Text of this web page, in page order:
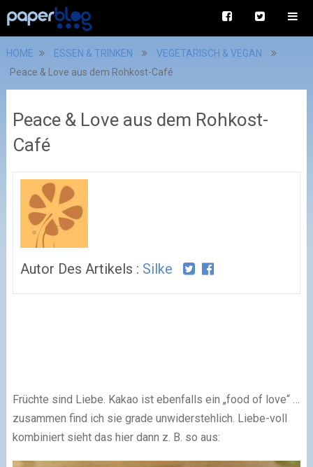
HOME ESSEN & TRINKEN
VEGETARISCH & VEGAN
Peace & Love aus dem Rohkost-Café
Peace & Love aus dem Rohkost-
Café
Autor Des Artikels : Silke
Früchte sind Liebe. Kakao ist ebenfalls ein „food of love“ …
zusammen find ich sie grade unwiderstehlich. Liebe-voll
kombiniert sieht das hier dann z. B. so aus: